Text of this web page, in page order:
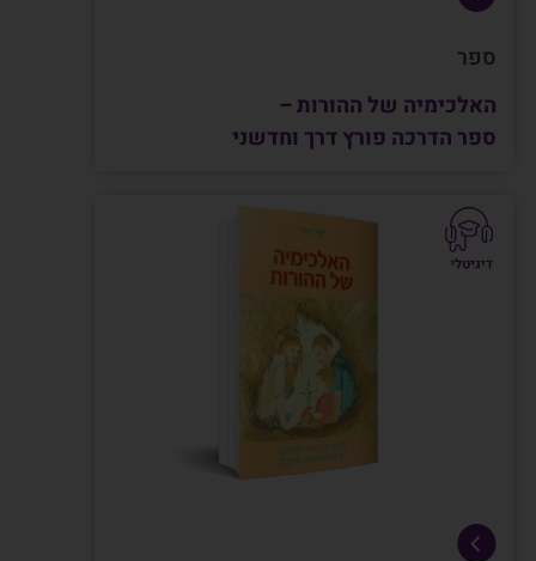
ספר
האלכימיה של ההורות –
ספר הדרכה פורץ דרך וחדשני